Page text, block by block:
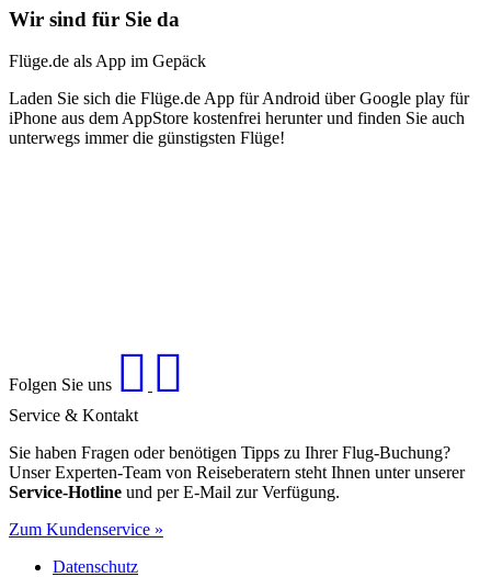
Wir sind für Sie da
Flüge.de als App im Gepäck
Laden Sie sich die Flüge.de App für Android über Google play für
iPhone aus dem AppStore kostenfrei herunter und finden Sie auch
unterwegs immer die günstigsten Flüge!
Folgen Sie uns
Service & Kontakt
Sie haben Fragen oder benötigen Tipps zu Ihrer Flug-Buchung?
Unser Experten-Team von Reiseberatern steht Ihnen unter unserer
Service-Hotline und per E-Mail zur Verfügung.
Zum Kundenservice »
Datenschutz